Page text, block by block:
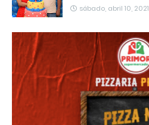
sábado, abril 10, 2021